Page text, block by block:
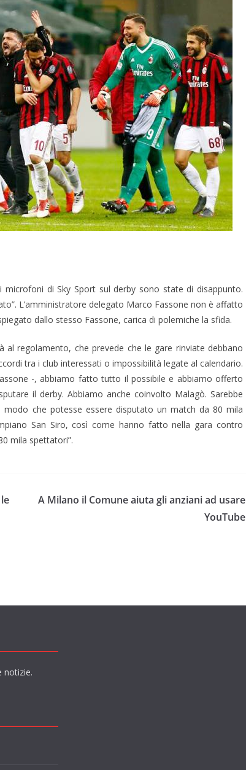
di Sky Sport sul derby sono state di disappunto.
L’amministratore delegato Marco Fassone non è affatto
dallo stesso Fassone, carica di polemiche la sfida.
regolamento, che prevede che le gare rinviate debbano
tra i club interessati o impossibilità legate al calendario.
-, abbiamo fatto tutto il possibile e abbiamo offerto
il derby. Abbiamo anche coinvolto Malagò. Sarebbe
che potesse essere disputato un match da 80 mila
San Siro, così come hanno fatto nella gara contro
mila spettatori”.
A Milano il Comune aiuta gli anziani ad usare
YouTube
notizie.